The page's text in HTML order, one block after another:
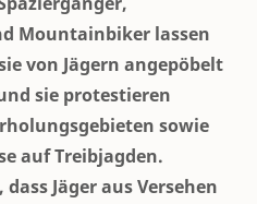
Mountainbiker lassen
von Jägern angepöbelt
sie protestieren
sowie
auf Treibjagden.
Jäger aus Versehen